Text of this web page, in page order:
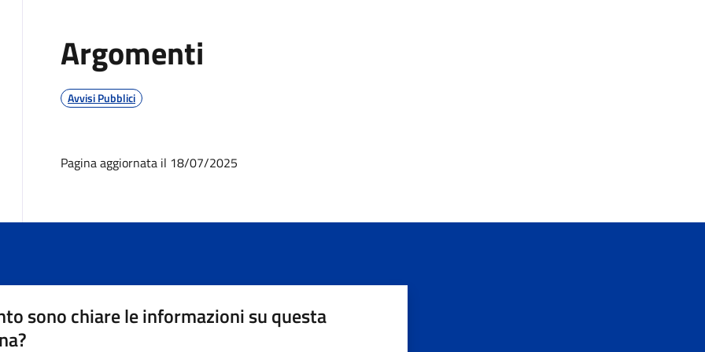
Argomenti
Avvisi Pubblici
Pagina aggiornata il 18/07/2025
sono chiare le informazioni su questa